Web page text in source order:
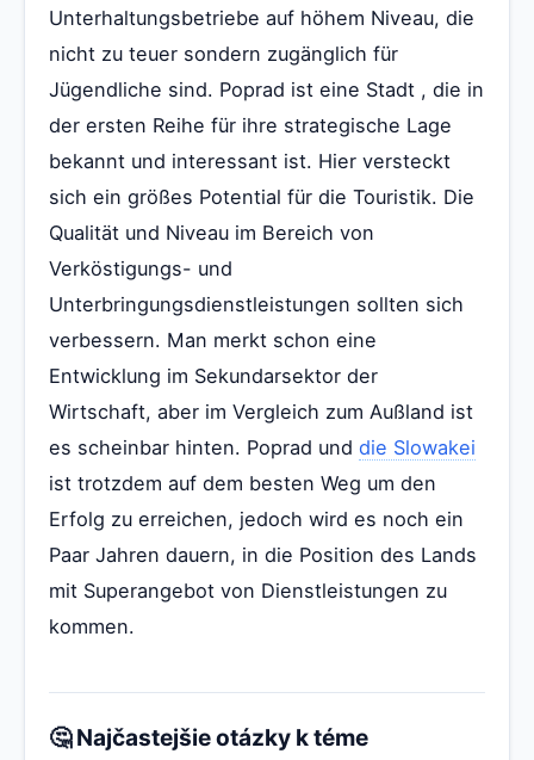
Unterhaltungsbetriebe auf höhem Niveau, die
nicht zu teuer sondern zugänglich für
Jügendliche sind. Poprad ist eine Stadt , die in
der ersten Reihe für ihre strategische Lage
bekannt und interessant ist. Hier versteckt
sich ein größes Potential für die Touristik. Die
Qualität und Niveau im Bereich von
Verköstigungs- und
Unterbringungsdienstleistungen sollten sich
verbessern. Man merkt schon eine
Entwicklung im Sekundarsektor der
Wirtschaft, aber im Vergleich zum Außland ist
es scheinbar hinten. Poprad und die Slowakei
ist trotzdem auf dem besten Weg um den
Erfolg zu erreichen, jedoch wird es noch ein
Paar Jahren dauern, in die Position des Lands
mit Superangebot von Dienstleistungen zu
kommen.
🤔 Najčastejšie otázky k téme